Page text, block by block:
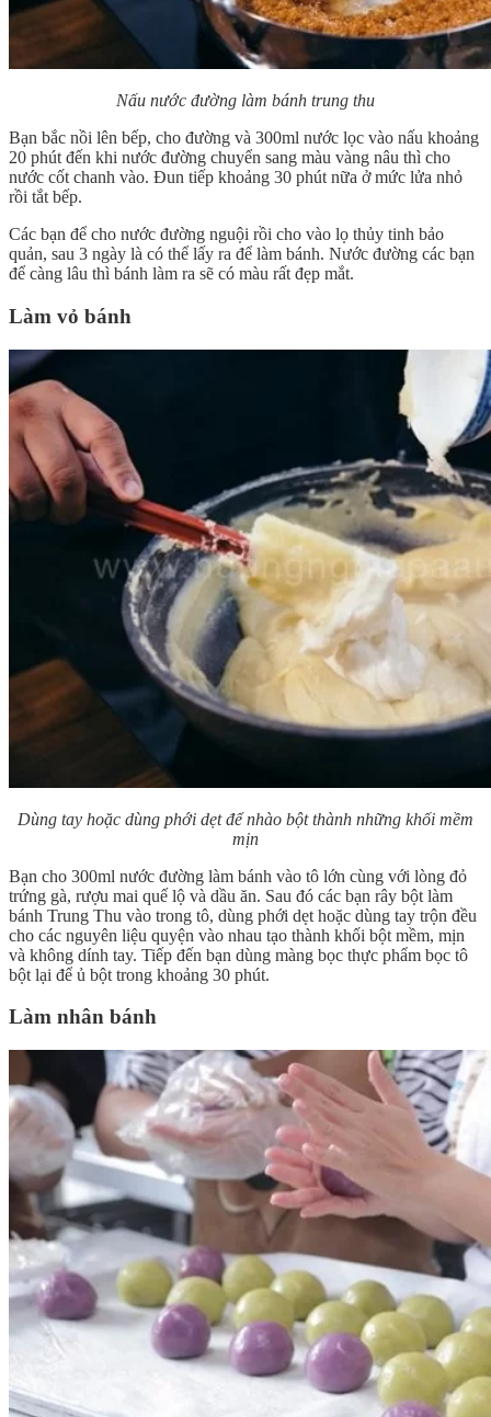
Nấu nước đường làm bánh trung thu
Bạn bắc nồi lên bếp, cho đường và 300ml nước lọc vào nấu khoảng
20 phút đến khi nước đường chuyển sang màu vàng nâu thì cho
nước cốt chanh vào. Đun tiếp khoảng 30 phút nữa ở mức lửa nhỏ
rồi tắt bếp.
Các bạn để cho nước đường nguội rồi cho vào lọ thủy tinh bảo
quản, sau 3 ngày là có thể lấy ra để làm bánh. Nước đường các bạn
để càng lâu thì bánh làm ra sẽ có màu rất đẹp mắt.
Làm vỏ bánh
Dùng tay hoặc dùng phới dẹt để nhào bột thành những khối mềm
mịn
Bạn cho 300ml nước đường làm bánh vào tô lớn cùng với lòng đỏ
trứng gà, rượu mai quế lộ và dầu ăn. Sau đó các bạn rây bột làm
bánh Trung Thu vào trong tô, dùng phới dẹt hoặc dùng tay trộn đều
cho các nguyên liệu quyện vào nhau tạo thành khối bột mềm, mịn
và không dính tay. Tiếp đến bạn dùng màng bọc thực phẩm bọc tô
bột lại để ủ bột trong khoảng 30 phút.
Làm nhân bánh